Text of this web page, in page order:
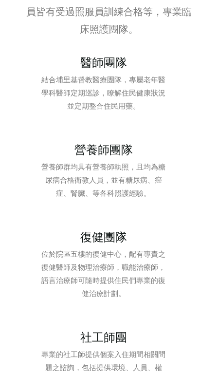
員皆有受過照服員訓練合格等，專業臨
床照護團隊。
醫師團隊
結合埔里基督教醫療團隊，專屬老年醫
學科醫師定期巡診，瞭解住民健康狀況
並定期整合住民用藥。
營養師團隊
營養師群均具有營養師執照，且均為糖
尿病合格衛教人員，並有糖尿病、癌
症、腎臟、等各科照護經驗。
復健團隊
位於院區五樓的復健中心，配有專責之
復健醫師及物理治療師，職能治療師，
語言治療師可隨時提供住民們專業的復
健治療計劃。
社工師團
專業的社工師提供個案入住期間相關問
題之諮詢，包括提供環境、人員、權